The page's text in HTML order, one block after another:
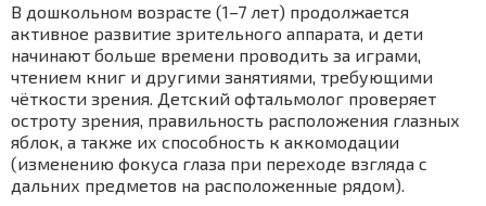
В дошкольном возрасте (1–7 лет) продолжается
активное развитие зрительного аппарата, и дети
начинают больше времени проводить за играми,
чтением книг и другими занятиями, требующими
чёткости зрения. Детский офтальмолог проверяет
остроту зрения, правильность расположения глазных
яблок, а также их способность к аккомодации
(изменению фокуса глаза при переходе взгляда с
дальних предметов на расположенные рядом).